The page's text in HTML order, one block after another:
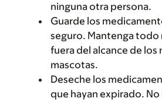
ninguna otra persona.
Guarde los
seguro. Mantenga
fuera del alcance de los
mascotas.
Deseche los
que hayan expirado.